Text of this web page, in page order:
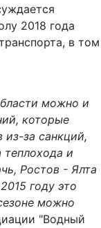
2018 года
в том
можно и
которые
из-за санкций,
теплохода и
Ростов - Ялта
году это
можно
"Водный